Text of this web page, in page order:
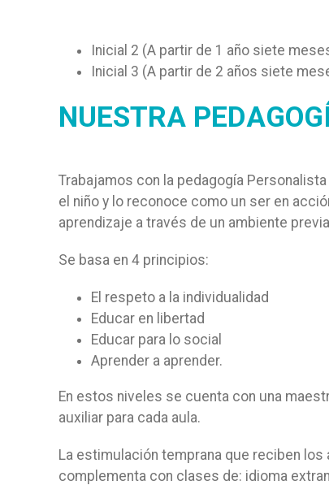
Inicial 2 (A partir de 1 año siete
Inicial 3 (A partir de 2 años siete
NUESTRA
Trabajamos con la pedagogía
el niño y lo reconoce como un ser en
aprendizaje a través de un ambiente
Se basa en 4 principios:
El respeto a la individualidad
Educar en libertad
Educar para lo social
Aprender a aprender.
En estos niveles se cuenta con una
auxiliar para cada aula.
La estimulación temprana que reciben los
complementa con clases de: idioma